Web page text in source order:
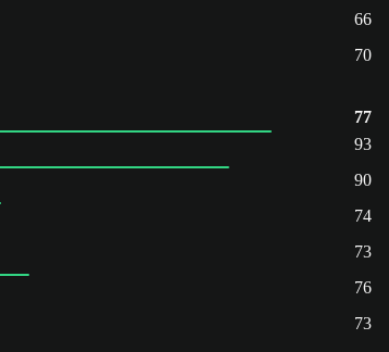
66
70
77
93
90
74
73
76
73